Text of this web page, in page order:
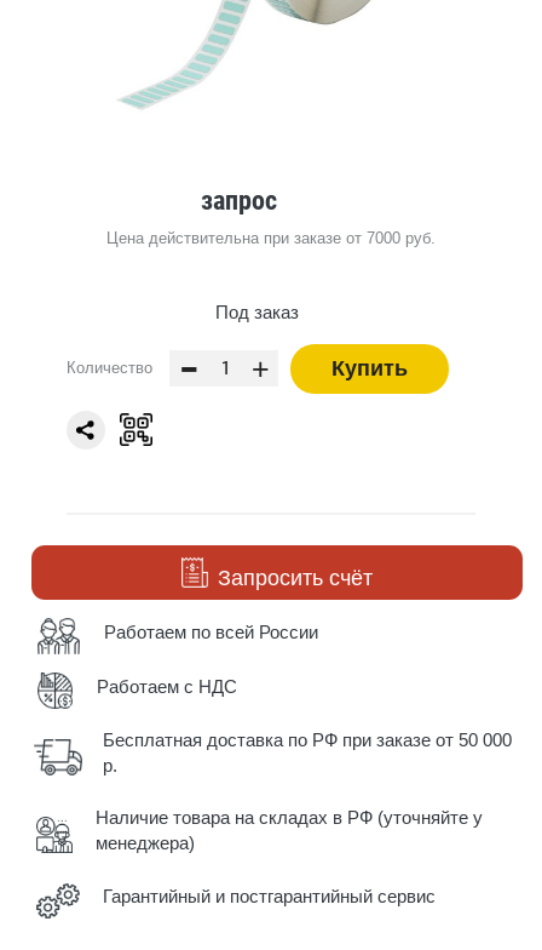
запрос
Цена действительна при заказе от 7000 руб.
Под заказ
Количество - + Купить
Запросить счёт
Работаем по всей России
Работаем с НДС
Бесплатная доставка по РФ при заказе от 50 000
р.
Наличие товара на складах в РФ (уточняйте у
менеджера)
Гарантийный и постгарантийный сервис